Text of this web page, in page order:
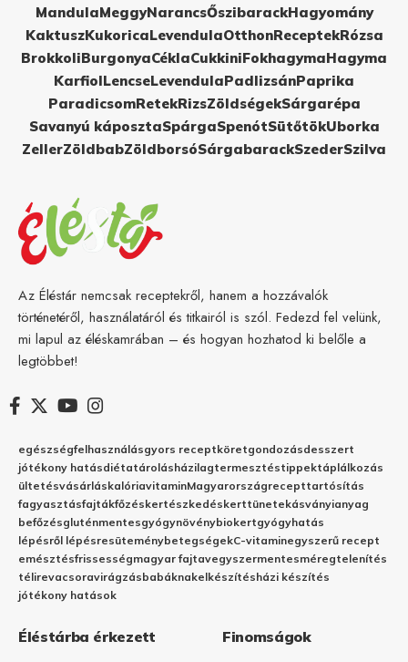
MandulaMeggyNarancsŐszibarackHagyomány
KaktuszKukoricaLevendulaOtthonReceptekRózsa
BrokkoliBurgonyaCéklaCukkiniFokhagymaHagyma
KarfiolLencseLevendulaPadlizsánPaprika
ParadicsomRetekRizsZöldségekSárgarépa
Savanyú káposztaSpárgaSpenótSütőtökUborka
ZellerZöldbabZöldborsóSárgabarackSzederSzilva
Az Éléstár nemcsak receptekről, hanem a hozzávalók
történetéről, használatáról és titkairól is szól. Fedezd fel velünk,
mi lapul az éléskamrában – és hogyan hozhatod ki belőle a
legtöbbet!
egészségfelhasználásgyors receptköretgondozásdesszert
jótékony hatásdiétatárolásházilagtermesztéstippektáplálkozás
ültetésvásárláskalóriavitaminMagyarországrecepttartósítás
fagyasztásfajtákfőzéskertészkedéskerttünetekásványianyag
befőzésgluténmentesgyógynövénybiokertgyógyhatás
lépésről lépésresüteménybetegségekC-vitaminegyszerű recept
emésztésfrissességmagyar fajtavegyszermentesméregtelenítés
télirevacsoravirágzásbabáknakelkészítésházi készítés
jótékony hatások
Éléstárba érkezett Finomságok